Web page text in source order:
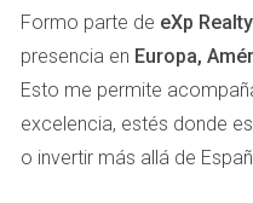
Denuncia a las
ante la policía local
toda la información
investigación.
Informa a tu banco:
tu banco
recuperar tu dinero.
Formo parte de eXp Realty
presencia en Europa,
Esto me permite
excelencia, estés donde
o invertir más allá de